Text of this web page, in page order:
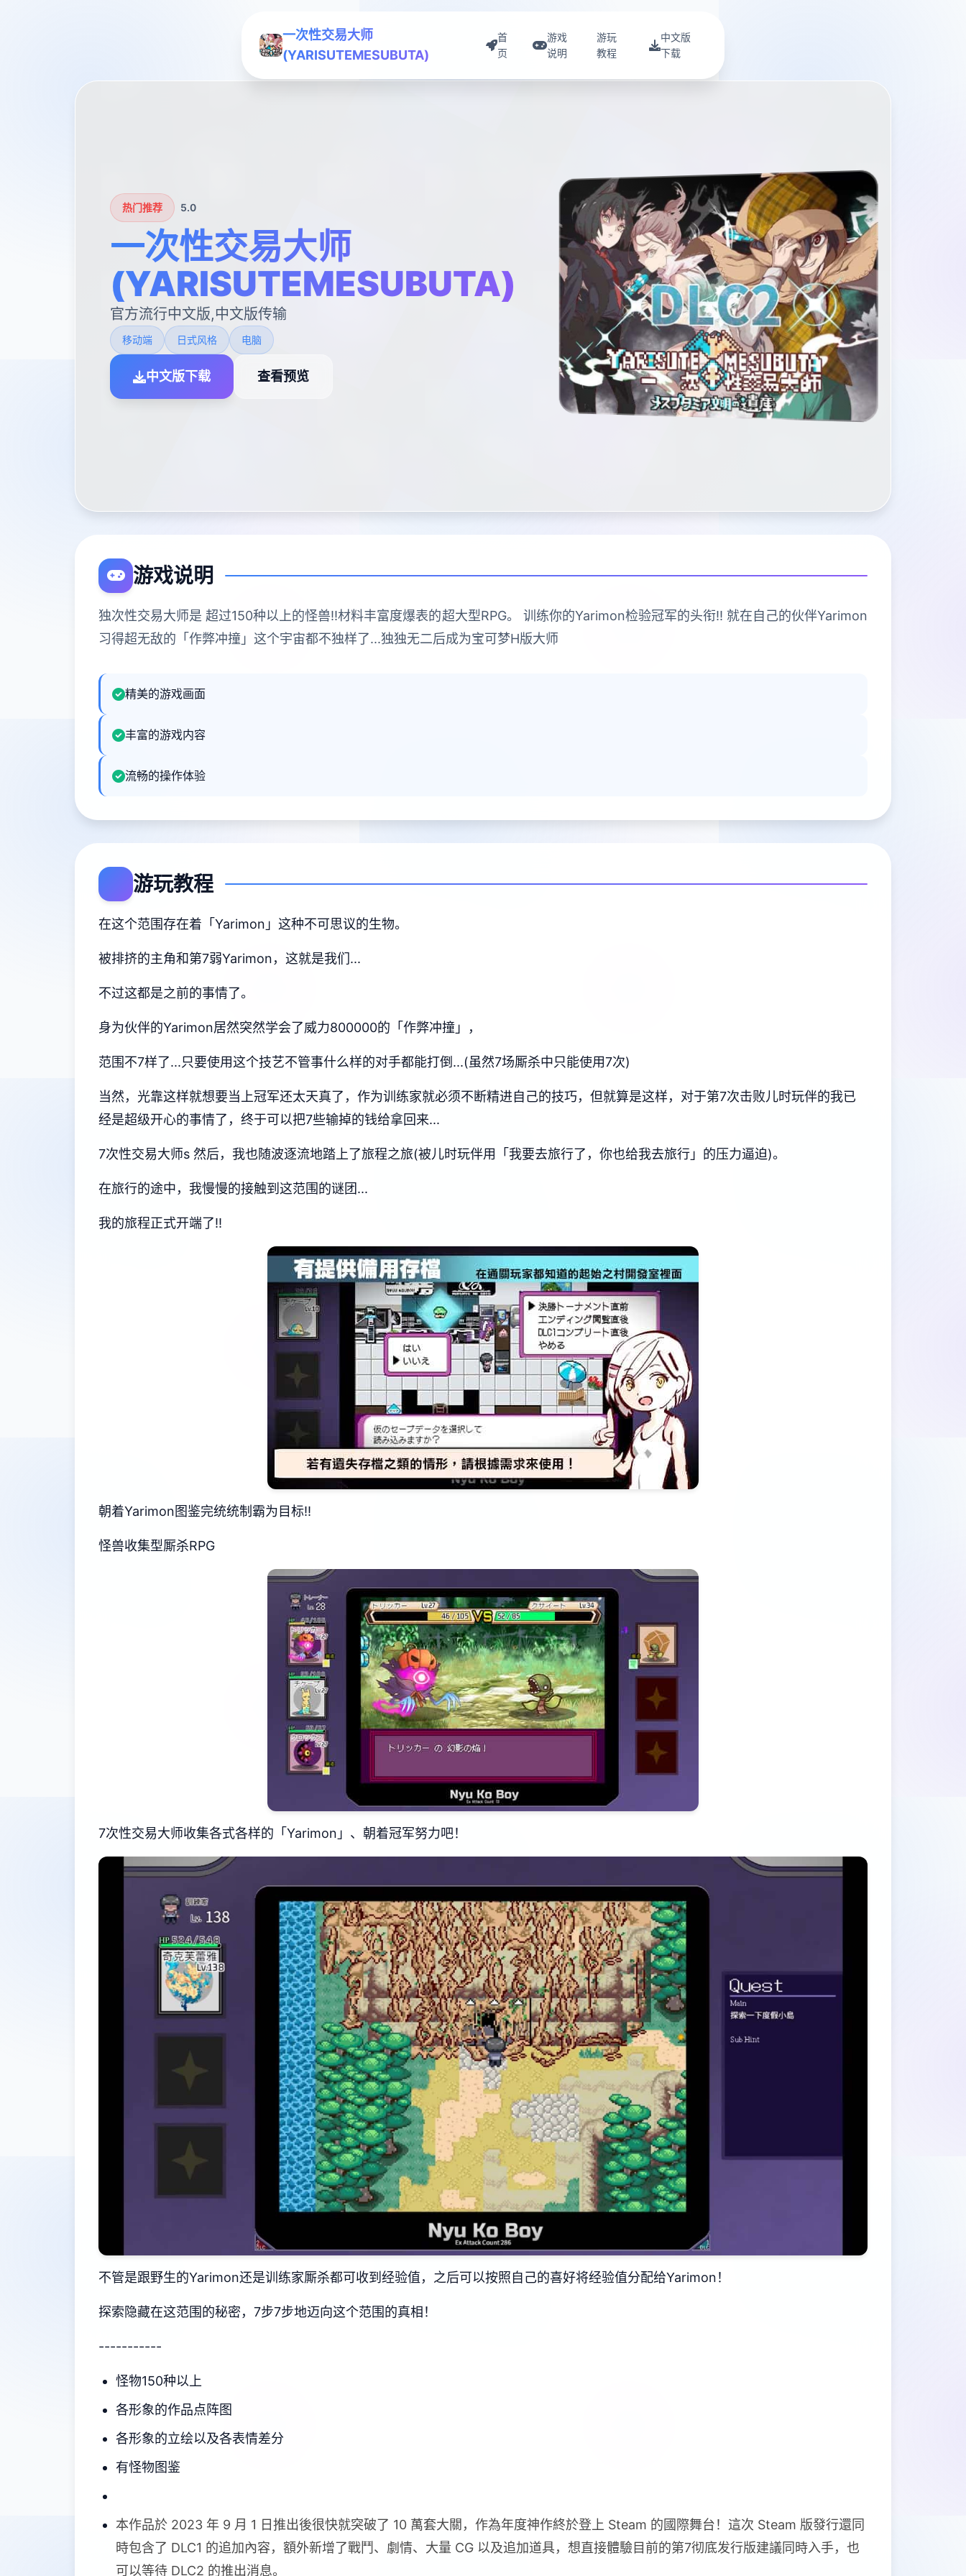
一次性交易大师
(YARISUTEMESUBUTA)
首
页
游戏
说明
游玩
教程
中文版
下载
热门推荐 5.0
一次性交易大师
(YARISUTEMESUBUTA)
官方流行中文版,中文版传输
移动端 日式风格 电脑
中文版下载 查看预览
游戏说明
独次性交易大师是 超过150种以上的怪兽!!材料丰富度爆表的超大型RPG。 训练你的Yarimon检验冠军的头衔!! 就在自己的伙伴Yarimon
习得超无敌的「作弊冲撞」这个宇宙都不独样了...独独无二后成为宝可梦H版大师
精美的游戏画面
丰富的游戏内容
流畅的操作体验
游玩教程
在这个范围存在着「Yarimon」这种不可思议的生物。
被排挤的主角和第7弱Yarimon，这就是我们...
不过这都是之前的事情了。
身为伙伴的Yarimon居然突然学会了威力800000的「作弊冲撞」，
范围不7样了...只要使用这个技艺不管事什么样的对手都能打倒...(虽然7场厮杀中只能使用7次)
当然，光靠这样就想要当上冠军还太天真了，作为训练家就必须不断精进自己的技巧，但就算是这样，对于第7次击败儿时玩伴的我已
经是超级开心的事情了，终于可以把7些输掉的钱给拿回来...
7次性交易大师s 然后，我也随波逐流地踏上了旅程之旅(被儿时玩伴用「我要去旅行了，你也给我去旅行」的压力逼迫)。
在旅行的途中，我慢慢的接触到这范围的谜团...
我的旅程正式开端了!!
朝着Yarimon图鉴完统统制霸为目标!!
怪兽收集型厮杀RPG
7次性交易大师收集各式各样的「Yarimon」、朝着冠军努力吧！
不管是跟野生的Yarimon还是训练家厮杀都可收到经验值，之后可以按照自己的喜好将经验值分配给Yarimon！
探索隐藏在这范围的秘密，7步7步地迈向这个范围的真相！
-----------
怪物150种以上
各形象的作品点阵图
各形象的立绘以及各表情差分
有怪物图鉴
本作品於 2023 年 9 月 1 日推出後很快就突破了 10 萬套大關，作為年度神作終於登上 Steam 的國際舞台！這次 Steam 版發行還同
時包含了 DLC1 的追加內容，額外新增了戰鬥、劇情、大量 CG 以及追加道具，想直接體驗目前的第7彻底发行版建議同時入手，也
可以等待 DLC2 的推出消息。